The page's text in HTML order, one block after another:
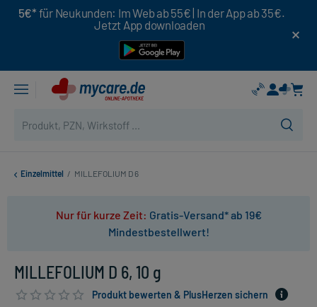
5€* für Neukunden: Im Web ab 55€ | In der App ab 35€.
Jetzt App downloaden
Einzelmittel / MILLEFOLIUM D 6
Nur für kurze Zeit: Gratis-Versand* ab 19€
Mindestbestellwert!
MILLEFOLIUM D 6, 10 g
Produkt bewerten & PlusHerzen sichern